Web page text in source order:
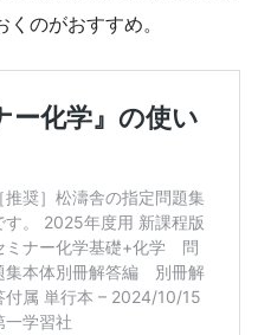
のがおすすめ。